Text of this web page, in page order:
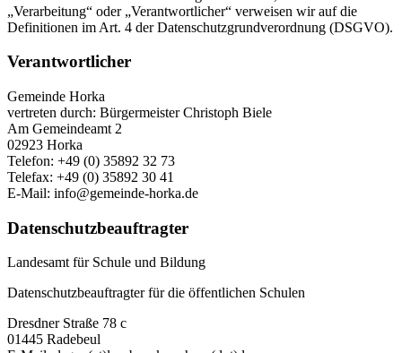
„Verarbeitung“ oder „Verantwortlicher“ verweisen wir auf die
Definitionen im Art. 4 der Datenschutzgrundverordnung (DSGVO).
Verantwortlicher
Gemeinde Horka
vertreten durch: Bürgermeister Christoph Biele
Am Gemeindeamt 2
02923 Horka
Telefon: +49 (0) 35892 32 73
Telefax: +49 (0) 35892 30 41
E-Mail: info@gemeinde-horka.de
Datenschutzbeauftragter
Landesamt für Schule und Bildung
Datenschutzbeauftragter für die öffentlichen Schulen
Dresdner Straße 78 c
01445 Radebeul